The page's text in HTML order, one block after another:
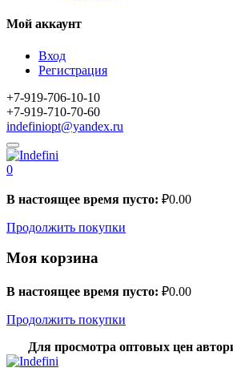
Мой аккаунт
Вход
Регистрация
+7-919-706-10-10
+7-919-710-70-60
indefiniopt@yandex.ru
0
В настоящее время пусто: ₽0.00
Продолжить покупки
Моя корзина
В настоящее время пусто: ₽0.00
Продолжить покупки
Для просмотра оптовых цен